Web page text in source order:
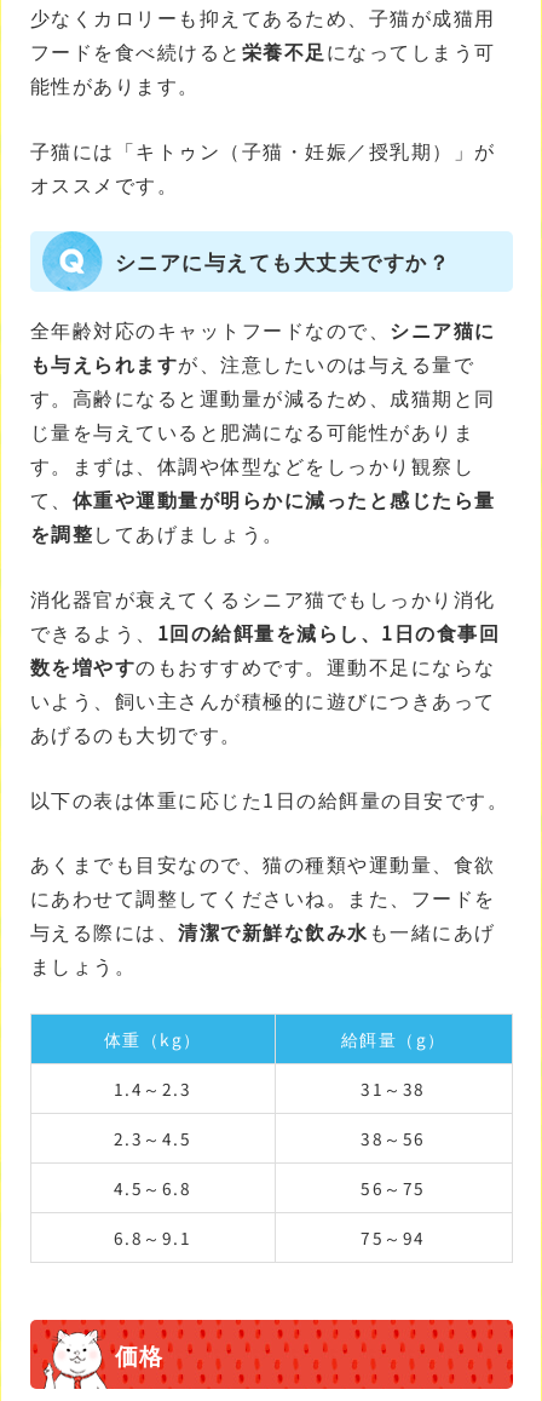
少なくカロリーも抑えてあるため、子猫が成猫用
フードを食べ続けると 栄養不足になってしまう可
能性があります。
子猫には「キトゥン（子猫・妊娠／授乳期）」が
オススメです。
シニアに与えても大丈夫ですか？
全年齢対応のキャットフードなので、 シニア猫に
も与えられますが、注意したいのは与える量で
す。高齢になると運動量が減るため、成猫期と同
じ量を与えていると肥満になる可能性がありま
す。まずは、体調や体型などをしっかり観察し
て、 体重や運動量が明らかに減ったと感じたら量
を調整してあげましょう。
消化器官が衰えてくるシニア猫でもしっかり消化
できるよう、 1回の給餌量を減らし、1日の食事回
数を増やすのもおすすめです。運動不足にならな
いよう、飼い主さんが積極的に遊びにつきあって
あげるのも大切です。
以下の表は体重に応じた1日の給餌量の目安です。
あくまでも目安なので、猫の種類や運動量、食欲
にあわせて調整してくださいね。また、フードを
与える際には、 清潔で新鮮な飲み水 も一緒にあげ
ましょう。
体重（kg） 給餌量（g）
1.4～2.3 31～38
2.3～4.5 38～56
4.5～6.8 56～75
6.8～9.1 75～94
価格